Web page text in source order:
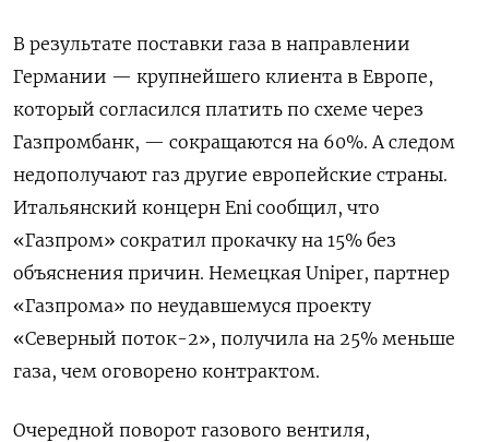
В результате поставки газа в направлении
Германии — крупнейшего клиента в Европе,
который согласился платить по схеме через
Газпромбанк, — сокращаются на 60%. А следом
недополучают газ другие европейские страны.
Итальянский концерн Eni сообщил, что
«Газпром» сократил прокачку на 15% без
объяснения причин. Немецкая Uniper, партнер
«Газпрома» по неудавшемуся проекту
«Северный поток-2», получила на 25% меньше
газа, чем оговорено контрактом.
Очередной поворот газового вентиля,